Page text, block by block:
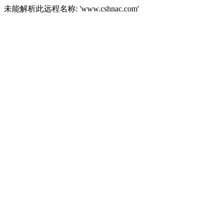
未能解析此远程名称: 'www.cshnac.com'